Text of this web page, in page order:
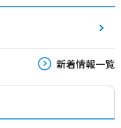
新着情報一覧